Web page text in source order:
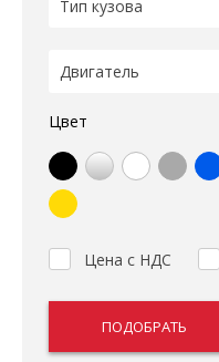
Цвет
Цена с НДС